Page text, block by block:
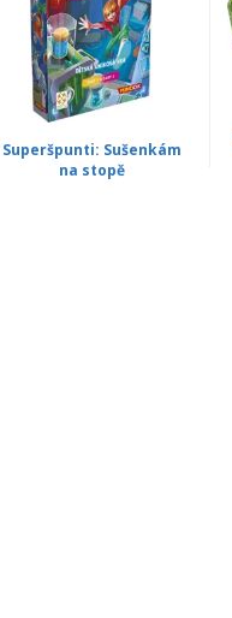
Superšpunti: Sušenkám
na stopě